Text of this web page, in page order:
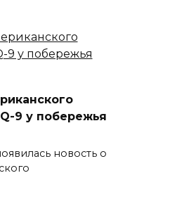
9 у побережья
новость о